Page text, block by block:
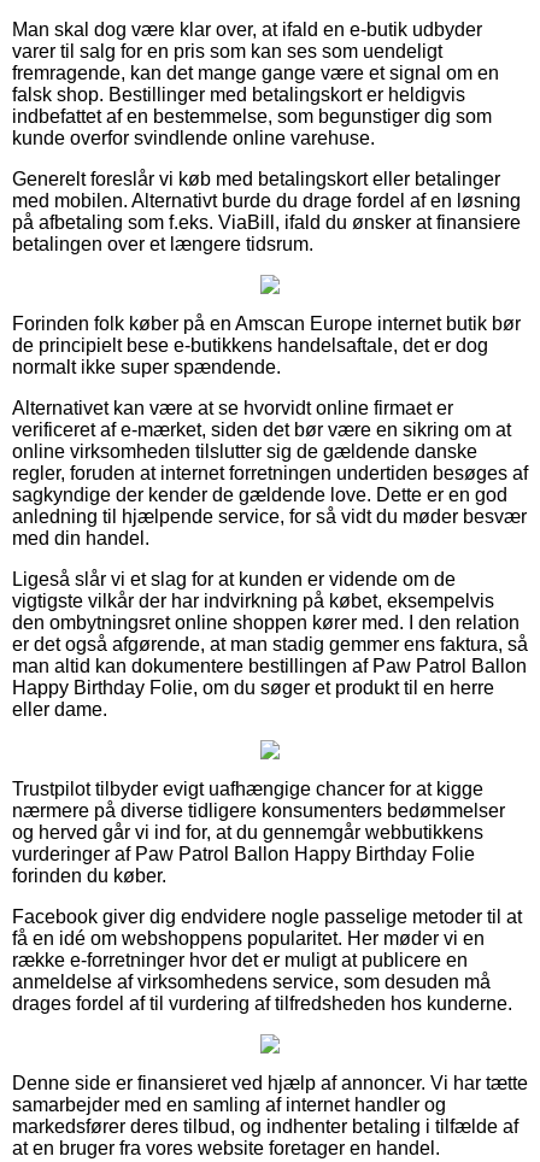
Man skal dog være klar over, at ifald en e-butik udbyder
varer til salg for en pris som kan ses som uendeligt
fremragende, kan det mange gange være et signal om en
falsk shop. Bestillinger med betalingskort er heldigvis
indbefattet af en bestemmelse, som begunstiger dig som
kunde overfor svindlende online varehuse.
Generelt foreslår vi køb med betalingskort eller betalinger
med mobilen. Alternativt burde du drage fordel af en løsning
på afbetaling som f.eks. ViaBill, ifald du ønsker at finansiere
betalingen over et længere tidsrum.
Forinden folk køber på en Amscan Europe internet butik bør
de principielt bese e-butikkens handelsaftale, det er dog
normalt ikke super spændende.
Alternativet kan være at se hvorvidt online firmaet er
verificeret af e-mærket, siden det bør være en sikring om at
online virksomheden tilslutter sig de gældende danske
regler, foruden at internet forretningen undertiden besøges af
sagkyndige der kender de gældende love. Dette er en god
anledning til hjælpende service, for så vidt du møder besvær
med din handel.
Ligeså slår vi et slag for at kunden er vidende om de
vigtigste vilkår der har indvirkning på købet, eksempelvis
den ombytningsret online shoppen kører med. I den relation
er det også afgørende, at man stadig gemmer ens faktura, så
man altid kan dokumentere bestillingen af Paw Patrol Ballon
Happy Birthday Folie, om du søger et produkt til en herre
eller dame.
Trustpilot tilbyder evigt uafhængige chancer for at kigge
nærmere på diverse tidligere konsumenters bedømmelser
og herved går vi ind for, at du gennemgår webbutikkens
vurderinger af Paw Patrol Ballon Happy Birthday Folie
forinden du køber.
Facebook giver dig endvidere nogle passelige metoder til at
få en idé om webshoppens popularitet. Her møder vi en
række e-forretninger hvor det er muligt at publicere en
anmeldelse af virksomhedens service, som desuden må
drages fordel af til vurdering af tilfredsheden hos kunderne.
Denne side er finansieret ved hjælp af annoncer. Vi har tætte
samarbejder med en samling af internet handler og
markedsfører deres tilbud, og indhenter betaling i tilfælde af
at en bruger fra vores website foretager en handel.